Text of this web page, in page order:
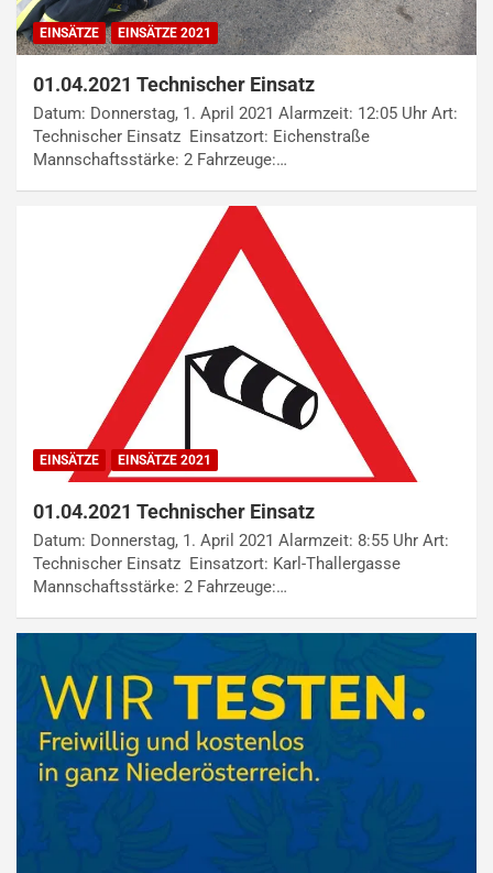
EINSÄTZE EINSÄTZE 2021
01.04.2021 Technischer Einsatz
Datum: Donnerstag, 1. April 2021 Alarmzeit: 12:05 Uhr Art:
Technischer Einsatz Einsatzort: Eichenstraße
Mannschaftsstärke: 2 Fahrzeuge:…
EINSÄTZE EINSÄTZE 2021
01.04.2021 Technischer Einsatz
Datum: Donnerstag, 1. April 2021 Alarmzeit: 8:55 Uhr Art:
Technischer Einsatz Einsatzort: Karl-Thallergasse
Mannschaftsstärke: 2 Fahrzeuge:…